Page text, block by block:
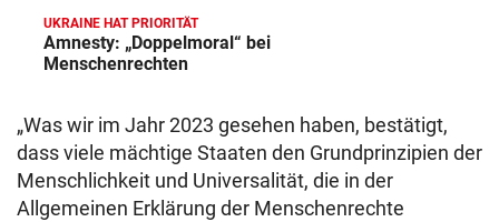
UKRAINE HAT PRIORITÄT
Amnesty: „Doppelmoral“ bei
Menschenrechten
„Was wir im Jahr 2023 gesehen haben, bestätigt,
dass viele mächtige Staaten den Grundprinzipien der
Menschlichkeit und Universalität, die in der
Allgemeinen Erklärung der Menschenrechte